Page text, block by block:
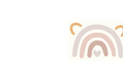
Ir
la
Ir
al
contenido